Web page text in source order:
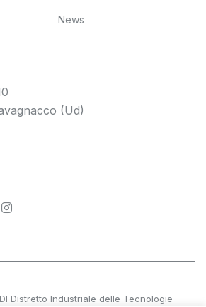
News
(Ud)
Distretto Industriale delle Tecnologie